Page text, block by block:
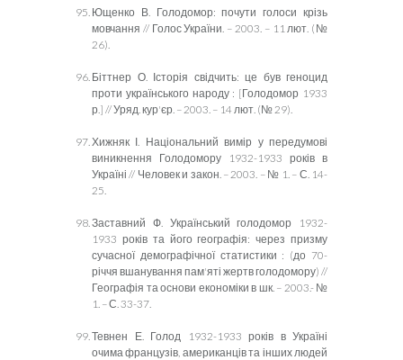
Ющенко В. Голодомор: почути голоси крізь
мовчання // Голос України. – 2003. – 11 лют. (№
26).
Біттнер О. Історія свідчить: це був геноцид
проти українського народу : [Голодомор 1933
р.] // Уряд. кур'єр. – 2003. – 14 лют. (№ 29).
Хижняк І. Національний вимір у передумові
виникнення Голодомору 1932-1933 років в
Україні // Человек и закон. – 2003. – № 1. – С. 14-
25.
Заставний Ф. Український голодомор 1932-
1933 років та його географія: через призму
сучасної демографічної статистики : (до 70-
річчя вшанування пам'яті жертв голодомору) //
Географія та основи економіки в шк. – 2003.- №
1. – С. 33-37.
Тевнен Е. Голод 1932-1933 років в Україні
очима французів, американців та інших людей